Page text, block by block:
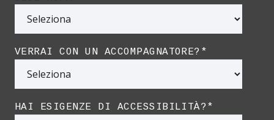
VERRAI CON UN ACCOMPAGNATORE? *
HAI ESIGENZE DI ACCESSIBILITÀ? *